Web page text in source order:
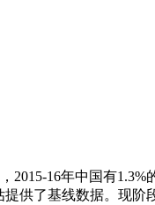
16年中国有1.3%
供了基线数据。现阶